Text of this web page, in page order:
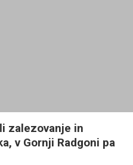
zalezovanje in
v Gornji Radgoni pa